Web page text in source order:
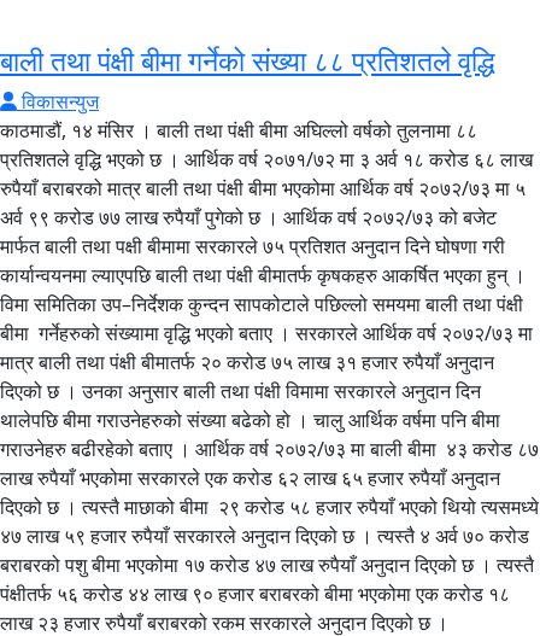
बाली तथा पंक्षी बीमा गर्नेको संख्या ८८ प्रतिशतले वृद्धि
विकासन्युज
काठमाडौं, १४ मंसिर । बाली तथा पंक्षी बीमा अघिल्लो वर्षको तुलनामा ८८
प्रतिशतले वृद्धि भएको छ । आर्थिक वर्ष २०७१/७२ मा ३ अर्व १८ करोड ६८ लाख
रुपैयाँ बराबरको मात्र बाली तथा पंक्षी बीमा भएकोमा आर्थिक वर्ष २०७२/७३ मा ५
अर्व ९९ करोड ७७ लाख रुपैयाँ पुगेको छ । आर्थिक वर्ष २०७२/७३ को बजेट
मार्फत बाली तथा पक्षी बीमामा सरकारले ७५ प्रतिशत अनुदान दिने घोषणा गरी
कार्यान्वयनमा ल्याएपछि बाली तथा पंक्षी बीमातर्फ कृषकहरु आकर्षित भएका हुन् ।
विमा समितिका उप–निर्देशक कुन्दन सापकोटाले पछिल्लो समयमा बाली तथा पंक्षी
बीमा गर्नेहरुको संख्यामा वृद्धि भएको बताए । सरकारले आर्थिक वर्ष २०७२/७३ मा
मात्र बाली तथा पंक्षी बीमातर्फ २० करोड ७५ लाख ३१ हजार रुपैयाँ अनुदान
दिएको छ । उनका अनुसार बाली तथा पंक्षी विमामा सरकारले अनुदान दिन
थालेपछि बीमा गराउनेहरुको संख्या बढेको हो । चालु आर्थिक वर्षमा पनि बीमा
गराउनेहरु बढीरहेको बताए । आर्थिक वर्ष २०७२/७३ मा बाली बीमा ४३ करोड ८७
लाख रुपैयाँ भएकोमा सरकारले एक करोड ६२ लाख ६५ हजार रुपैयाँ अनुदान
दिएको छ । त्यस्तै माछाको बीमा २९ करोड ५८ हजार रुपैयाँ भएको थियो त्यसमध्ये
४७ लाख ५९ हजार रुपैयाँ सरकारले अनुदान दिएको छ । त्यस्तै ४ अर्व ७० करोड
बराबरको पशु बीमा भएकोमा १७ करोड ४७ लाख रुपैयाँ अनुदान दिएको छ । त्यस्तै
पंक्षीतर्फ ५६ करोड ४४ लाख ९० हजार बराबरको बीमा भएकोमा एक करोड १८
लाख २३ हजार रुपैयाँ बराबरको रकम सरकारले अनुदान दिएको छ ।